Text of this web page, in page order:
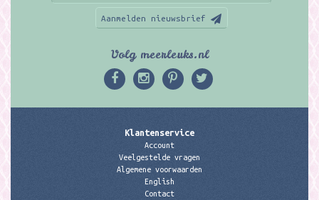
Aanmelden nieuwsbrief
Volg meerleuks.nl
Klantenservice
Account
Veelgestelde vragen
Algemene voorwaarden
English
Contact